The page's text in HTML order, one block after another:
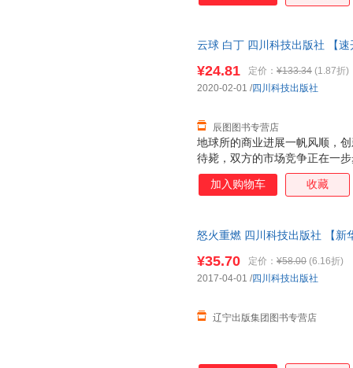
婚姻。云球的发展意外频生，
云球 白丁 四川科技出版社 【
地球所的商业进展一帆风顺，
待毙，双方的市场竞争正在一
发展到了现代，鲍雪北想进入
进入伊甸园星推动其发展，也
摧毁和保护云球的对决，任为
¥24.81 定价： ¥133.34 (1.87折)
辰图图书专营店
2020-02-01 /四川科技出版社
加入购物车 收藏
怒火重燃 四川科技出版社 【新
¥35.70 定价： ¥58.00 (6.16折)
辽宁出版集团图书专营店
2017-04-01 /四川科技出版社